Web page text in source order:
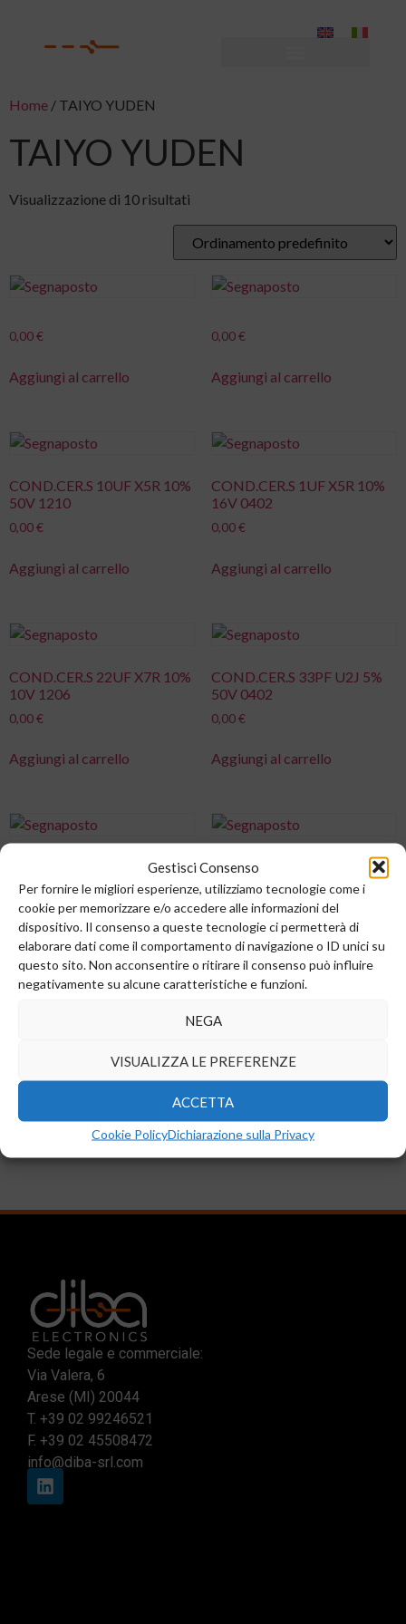
Gestisci Consenso
Per fornire le migliori esperienze, utilizziamo tecnologie come i
cookie per memorizzare e/o accedere alle informazioni del
dispositivo. Il consenso a queste tecnologie ci permetterà di
elaborare dati come il comportamento di navigazione o ID unici su
questo sito. Non acconsentire o ritirare il consenso può influire
negativamente su alcune caratteristiche e funzioni.
NEGA
VISUALIZZA LE PREFERENZE
ACCETTA
Cookie PolicyDichiarazione sulla Privacy
Home / TAIYO YUDEN
TAIYO YUDEN
Visualizzazione di 10 risultati
0,00€
Aggiungi al carrello
0,00€
Aggiungi al carrello
COND.CER.S 10UF X5R 10%
50V 1210
0,00€
Aggiungi al carrello
COND.CER.S 1UF X5R 10%
16V 0402
0,00€
Aggiungi al carrello
COND.CER.S 22UF X7R 10%
10V 1206
0,00€
Aggiungi al carrello
COND.CER.S 33PF U2J 5%
50V 0402
0,00€
Aggiungi al carrello
COND.CER.S 470NF X7R
10% 6,3V 0402
0,00€
Aggiungi al carrello
FILTRO.EMI.S
BKP0603HS121-T
0,00€
Aggiungi al carrello
Aggiungi al carrello
IND.S 47UH 20% 0,44A
0,00
Aggiungi al carrello
Sede legale e commerciale:
Via Valera, 6
Arese (MI) 20044
T. +39 02 99246521
F. +39 02 45508472
info@diba-srl.com